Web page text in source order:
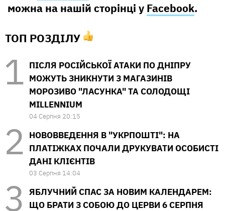
можна на нашій сторінці у Facebook.
ТОП РОЗДІЛУ
ПІСЛЯ РОСІЙСЬКОЇ АТАКИ ПО ДНІПРУ
МОЖУТЬ ЗНИКНУТИ З МАГАЗИНІВ
МОРОЗИВО "ЛАСУНКА" ТА СОЛОДОЩІ
MILLENNIUM
04 Серпня 20:15
НОВОВВЕДЕННЯ В "УКРПОШТІ": НА
ПЛАТІЖКАХ ПОЧАЛИ ДРУКУВАТИ ОСОБИСТІ
ДАНІ КЛІЄНТІВ
03 Серпня 14:04
ЯБЛУЧНИЙ СПАС ЗА НОВИМ КАЛЕНДАРЕМ:
ЩО БРАТИ З СОБОЮ ДО ЦЕРВИ 6 СЕРПНЯ